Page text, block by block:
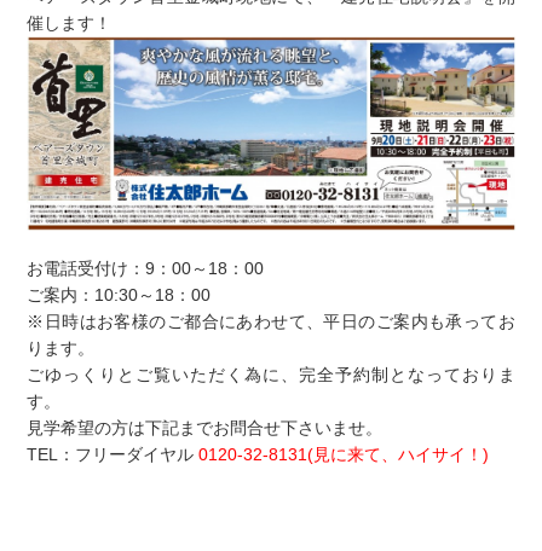
催します！
お電話受付け：9：00～18：00
ご案内：10:30～18：00
※日時はお客様のご都合にあわせて、平日のご案内も承ってお
ります。
ごゆっくりとご覧いただく為に、完全予約制となっておりま
す。
見学希望の方は下記までお問合せ下さいませ。
TEL：フリーダイヤル 0120-32-8131(見に来て、ハイサイ！)